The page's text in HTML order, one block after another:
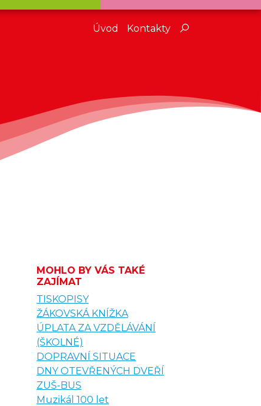
Úvod Kontakty
MOHLO BY VÁS TAKÉ
ZAJÍMAT
TISKOPISY
ŽÁKOVSKÁ KNÍŽKA
ÚPLATA ZA VZDĚLÁVÁNÍ
(ŠKOLNÉ)
DOPRAVNÍ SITUACE
DNY OTEVŘENÝCH DVEŘÍ
ZUŠ-BUS
Muzikál 100 let